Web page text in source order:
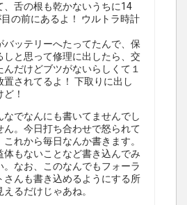
、舌の根も乾かないうちに14
の前にあるよ！ ウルトラ時計
バッテリーへたってたんで、保
しと思って修理に出したら、交
んだけどブツがないらしくて１
置されてるよ！ 下取りに出し
！
なでなんにも書いてませんでし
ん。今日打ち合わせで怒られて
これから毎日なんか書きます。
体もないことなど書き込んでみ
。なお、このなんでもフォーラ
さんも書き込めるようにする所
るだけじゃあね。